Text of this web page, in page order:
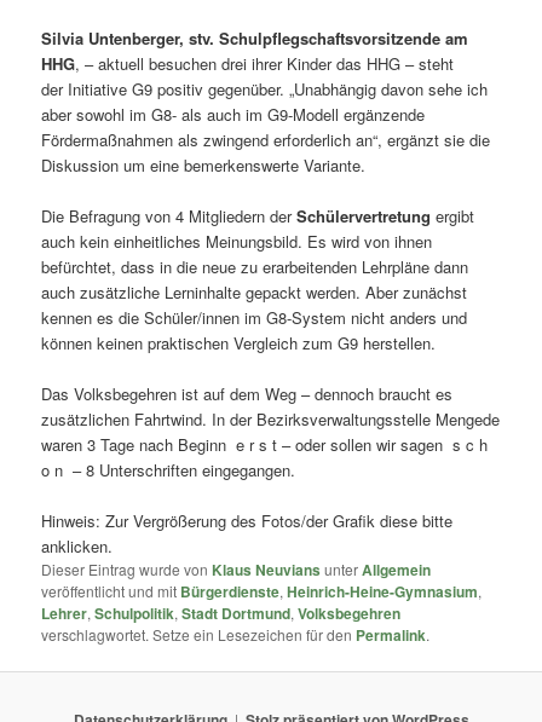
Silvia Untenberger, stv. Schulpflegschaftsvorsitzende am
HHG, – aktuell besuchen drei ihrer Kinder das HHG – steht
der Initiative G9 positiv gegenüber. „Unabhängig davon sehe ich
aber sowohl im G8- als auch im G9-Modell ergänzende
Fördermaßnahmen als zwingend erforderlich an“, ergänzt sie die
Diskussion um eine bemerkenswerte Variante.
Die Befragung von 4 Mitgliedern derSchülervertretung ergibt
auch kein einheitliches Meinungsbild. Es wird von ihnen
befürchtet, dass in die neue zu erarbeitenden Lehrpläne dann
auch zusätzliche Lerninhalte gepackt werden. Aber zunächst
kennen es die Schüler/innen im G8-System nicht anders und
können keinen praktischen Vergleich zum G9 herstellen.
Das Volksbegehren ist auf dem Weg – dennoch braucht es
zusätzlichen Fahrtwind. In der Bezirksverwaltungsstelle Mengede
waren 3 Tage nach Beginn e r s t – oder sollen wir sagen s c h
o n – 8 Unterschriften eingegangen.
Hinweis: Zur Vergrößerung des Fotos/der Grafik diese bitte
anklicken.
Dieser Eintrag wurde von Klaus Neuvians unterAllgemein
veröffentlicht und mit Bürgerdienste,Heinrich-Heine-Gymnasium,
Lehrer,Schulpolitik,Stadt Dortmund,Volksbegehren
verschlagwortet. Setze ein Lesezeichen für den Permalink.